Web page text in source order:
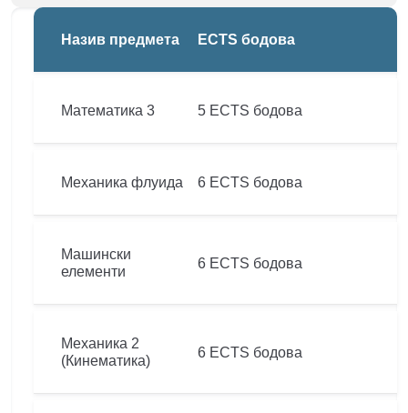
Назив предмета ECTS бодова
Математика 3 5 ECTS бодова
Механика флуида 6 ECTS бодова
Машински
елементи
6 ECTS бодова
Механика 2
(Кинематика)
6 ECTS бодова